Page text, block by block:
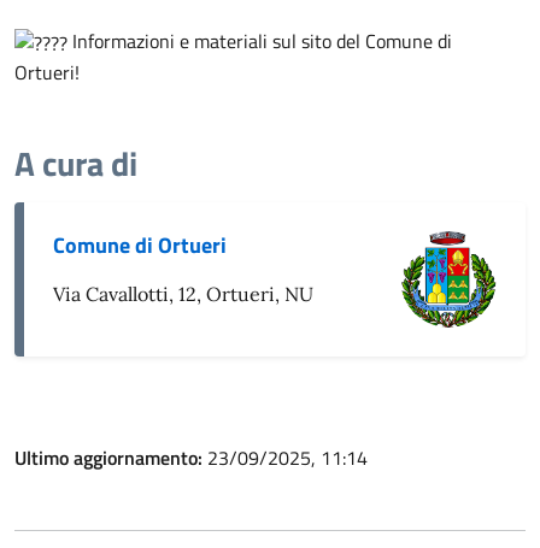
Informazioni e materiali sul sito del Comune di
Ortueri!
A cura di
Comune di Ortueri
Via Cavallotti, 12, Ortueri, NU
Ultimo aggiornamento: 23/09/2025, 11:14